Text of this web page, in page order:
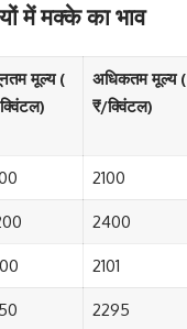
में मक्के का भाव
मूल्य (
अधिकतम मूल्य (
₹/क्विंटल)
2100
2400
2101
2295